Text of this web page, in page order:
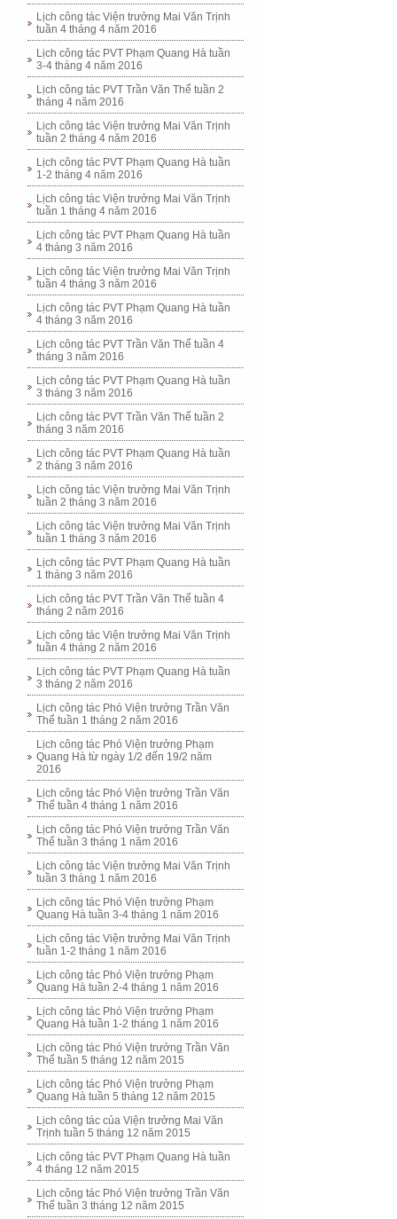
Lịch công tác Viện trưởng Mai Văn Trịnh
tuần 4 tháng 4 năm 2016
Lịch công tác PVT Phạm Quang Hà tuần
3-4 tháng 4 năm 2016
Lịch công tác PVT Trần Văn Thể tuần 2
tháng 4 năm 2016
Lịch công tác Viện trưởng Mai Văn Trịnh
tuần 2 tháng 4 năm 2016
Lịch công tác PVT Phạm Quang Hà tuần
1-2 tháng 4 năm 2016
Lịch công tác Viện trưởng Mai Văn Trịnh
tuần 1 tháng 4 năm 2016
Lịch công tác PVT Phạm Quang Hà tuần
4 tháng 3 năm 2016
Lịch công tác Viện trưởng Mai Văn Trịnh
tuần 4 tháng 3 năm 2016
Lịch công tác PVT Phạm Quang Hà tuần
4 tháng 3 năm 2016
Lịch công tác PVT Trần Văn Thể tuần 4
tháng 3 năm 2016
Lịch công tác PVT Phạm Quang Hà tuần
3 tháng 3 năm 2016
Lịch công tác PVT Trần Văn Thể tuần 2
tháng 3 năm 2016
Lịch công tác PVT Phạm Quang Hà tuần
2 tháng 3 năm 2016
Lịch công tác Viện trưởng Mai Văn Trịnh
tuần 2 tháng 3 năm 2016
Lịch công tác Viện trưởng Mai Văn Trịnh
tuần 1 tháng 3 năm 2016
Lịch công tác PVT Phạm Quang Hà tuần
1 tháng 3 năm 2016
Lịch công tác PVT Trần Văn Thể tuần 4
tháng 2 năm 2016
Lịch công tác Viện trưởng Mai Văn Trịnh
tuần 4 tháng 2 năm 2016
Lịch công tác PVT Phạm Quang Hà tuần
3 tháng 2 năm 2016
Lịch công tác Phó Viện trưởng Trần Văn
Thể tuần 1 tháng 2 năm 2016
Lịch công tác Phó Viện trưởng Phạm
Quang Hà từ ngày 1/2 đến 19/2 năm
2016
Lịch công tác Phó Viện trưởng Trần Văn
Thể tuần 4 tháng 1 năm 2016
Lịch công tác Phó Viện trưởng Trần Văn
Thể tuần 3 tháng 1 năm 2016
Lịch công tác Viện trưởng Mai Văn Trịnh
tuần 3 tháng 1 năm 2016
Lịch công tác Phó Viện trưởng Phạm
Quang Hà tuần 3-4 tháng 1 năm 2016
Lịch công tác Viện trưởng Mai Văn Trịnh
tuần 1-2 tháng 1 năm 2016
Lịch công tác Phó Viện trưởng Phạm
Quang Hà tuần 2-4 tháng 1 năm 2016
Lịch công tác Phó Viện trưởng Phạm
Quang Hà tuần 1-2 tháng 1 năm 2016
Lịch công tác Phó Viện trưởng Trần Văn
Thể tuần 5 tháng 12 năm 2015
Lịch công tác Phó Viện trưởng Phạm
Quang Hà tuần 5 tháng 12 năm 2015
Lịch công tác của Viện trưởng Mai Văn
Trịnh tuần 5 tháng 12 năm 2015
Lịch công tác PVT Phạm Quang Hà tuần
4 tháng 12 năm 2015
Lịch công tác Phó Viện trưởng Trần Văn
Thể tuần 3 tháng 12 năm 2015